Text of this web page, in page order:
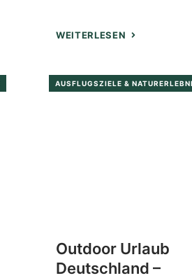
WEITERLESEN
AUSFLUGSZIELE &
Outdoor Urlaub
Deutschland –